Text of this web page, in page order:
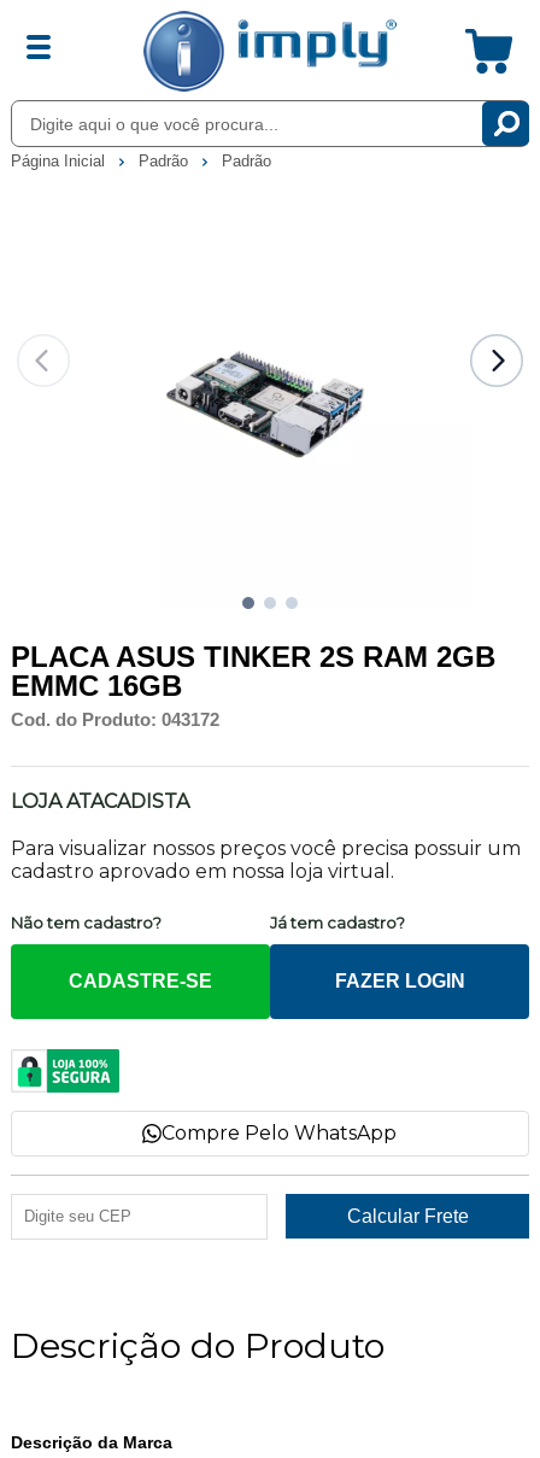
Página Inicial Padrão Padrão
PLACA ASUS TINKER 2S RAM 2GB
EMMC 16GB
Cod. do Produto: 043172
LOJA ATACADISTA
Para visualizar nossos preços você precisa possuir um
cadastro aprovado em nossa loja virtual.
Não tem cadastro?
CADASTRE-SE
Já tem cadastro?
FAZER LOGIN
Compre Pelo WhatsApp
Descrição do Produto
Descrição da Marca